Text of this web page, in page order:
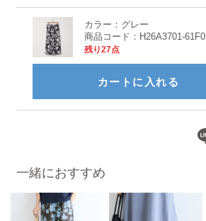
一緒におすすめ
カラー： グレー
商品コード： H26A3701-61F0
残り27点
カートに入れる